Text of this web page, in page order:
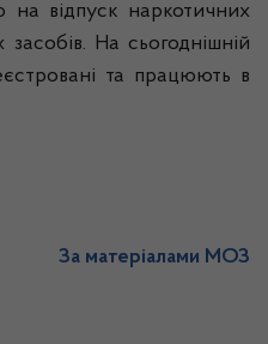
на відпуск наркотичних
На сьогоднішній
та працюють в
За матеріалами МОЗ